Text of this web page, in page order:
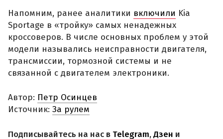
Напомним, ранее аналитики включили Kia
Sportage в «тройку» самых ненадежных
кроссоверов. В числе основных проблем у этой
модели назывались неисправности двигателя,
трансмиссии, тормозной системы и не
связанной с двигателем электроники.
Автор: Петр Осинцев
Источник: За рулем
Подписывайтесь на нас в Telegram,Дзен и